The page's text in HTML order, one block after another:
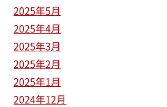
2025年5月
2025年4月
2025年3月
2025年2月
2025年1月
2024年12月